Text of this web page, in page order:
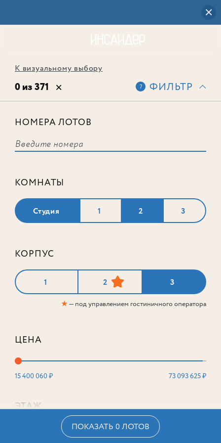
К визуальному выбору
0 из 371 7 ФИЛЬТР
НОМЕРА ЛОТОВ
КОМНАТЫ
Студия 1 2 3
КОРПУС
1 2 3
★— под управлением гостиничного оператора
ЦЕНА
15 400 060 ₽ 73 093 625 ₽
ЭТАЖ
ПОКАЗАТЬ 0 ЛОТОВ
соответствует ни одного лота